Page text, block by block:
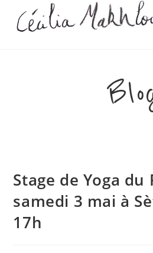
Stage de Yoga
samedi 3 mai à
17h